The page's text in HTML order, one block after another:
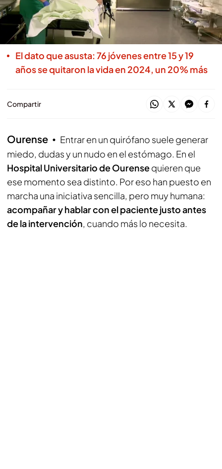
el acompañamiento emocional antes de entrar
en quirófano disminuye la ansiedad y refuerza
la seguridad del paciente
El dato que asusta: 76 jóvenes entre 15 y 19
años se quitaron la vida en 2024, un 20% más
Compartir
Ourense
Entrar en un quirófano suele generar
miedo, dudas y un nudo en el estómago. En el
Hospital Universitario de Ourensequieren que
ese momento sea distinto. Por eso han puesto en
marcha una iniciativa sencilla, pero muy humana:
acompañar y hablar con el paciente justo antes
de la intervención, cuando más lo necesita.